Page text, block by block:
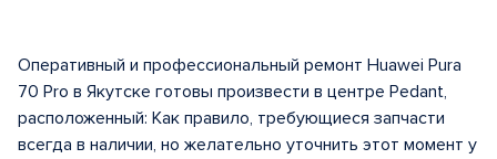
Оперативный и профессиональный ремонт Huawei Pura
70 Pro в Якутске готовы произвести в центрe Pedant,
расположенный: Как правило, требующиеся запчасти
всегда в наличии, но желательно уточнить этот момент у